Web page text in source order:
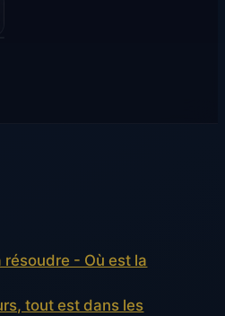
résoudre - Où est la
tout est dans les